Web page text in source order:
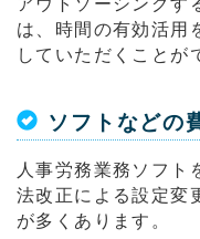
は、時間の有効活用
していただくことが
ソフトなどの
人事労務業務ソフト
法改正による設定変
が多くあります。